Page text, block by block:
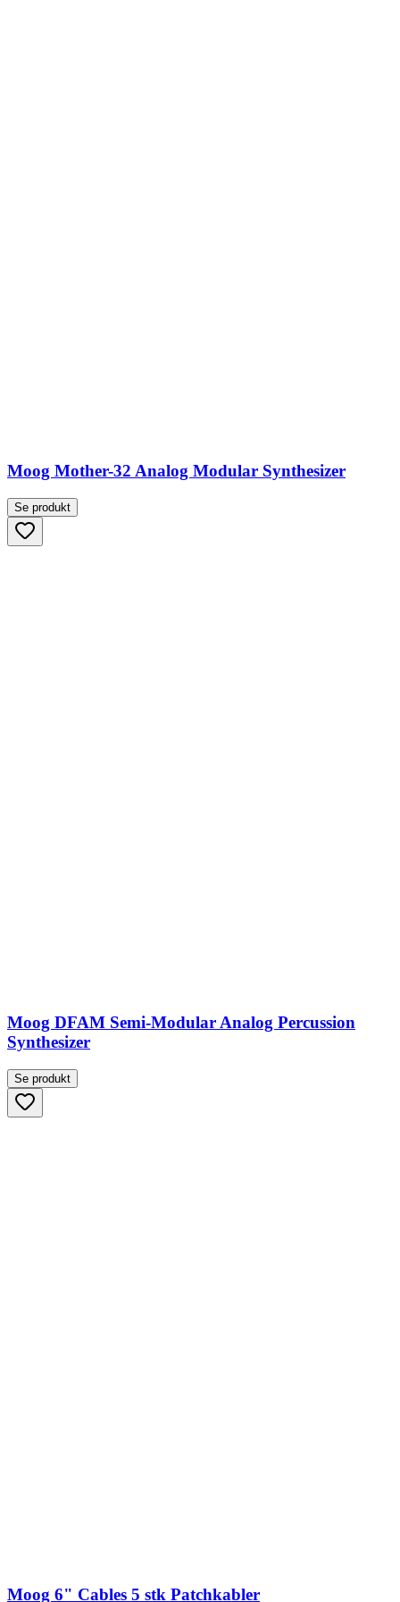
Moog Mother-32 Analog Modular Synthesizer
Se produkt
Moog DFAM Semi-Modular Analog Percussion
Synthesizer
Se produkt
Moog 6" Cables 5 stk Patchkabler